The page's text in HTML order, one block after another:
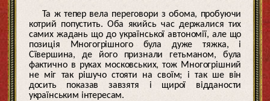
Та ж тепер вела переговори з обома, пробуючи
котрий попустить. Оба якийсь час держалися тих
самих жадань що до української автономії, але що
позиція Многогрішного була дуже тяжка, і
Сївершина, де його признали гетьманом, була
фактично в руках московських, тож Многогрішний
не міг так рішучо стояти на своїм; і так ше він
досить показав завзятя і щирої відданости
українським інтересам.